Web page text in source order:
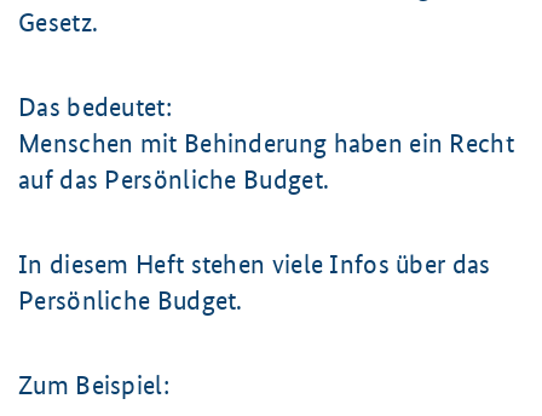
Gesetz.
Das bedeutet:
Menschen mit Behinderung haben ein Recht
auf das Persönliche Budget.
In diesem Heft stehen viele Infos über das
Persönliche Budget.
Zum Beispiel: